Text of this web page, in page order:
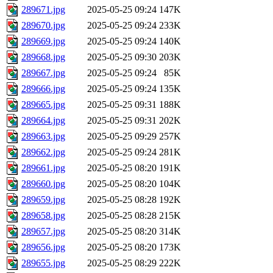
289671.jpg
2025-05-25 09:24 147K
289670.jpg
2025-05-25 09:24 233K
289669.jpg
2025-05-25 09:24 140K
289668.jpg
2025-05-25 09:30 203K
289667.jpg
2025-05-25 09:24
85K
289666.jpg
2025-05-25 09:24 135K
289665.jpg
2025-05-25 09:31 188K
289664.jpg
2025-05-25 09:31 202K
289663.jpg
2025-05-25 09:29 257K
289662.jpg
2025-05-25 09:24 281K
289661.jpg
2025-05-25 08:20 191K
289660.jpg
2025-05-25 08:20 104K
289659.jpg
2025-05-25 08:28 192K
289658.jpg
2025-05-25 08:28 215K
289657.jpg
2025-05-25 08:20 314K
289656.jpg
2025-05-25 08:20 173K
289655.jpg
2025-05-25 08:29 222K